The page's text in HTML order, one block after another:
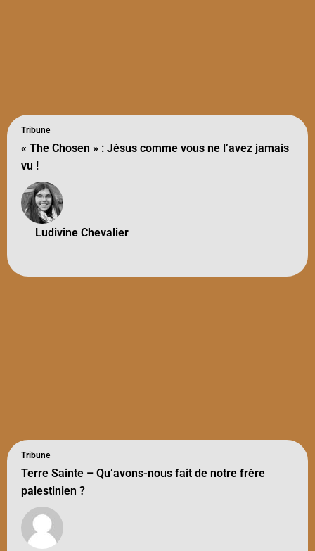
Tribune
« The Chosen » : Jésus comme vous ne l’avez jamais
vu !
Ludivine Chevalier
Tribune
Terre Sainte – Qu’avons-nous fait de notre frère
palestinien ?